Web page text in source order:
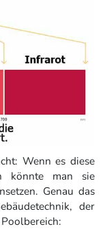
Wenn es diese
könnte man sie
Genau das
der